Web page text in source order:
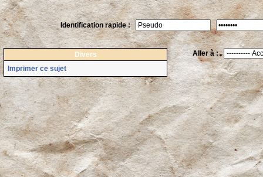
Identification rapide :
Divers
Imprimer ce sujet
Aller à :